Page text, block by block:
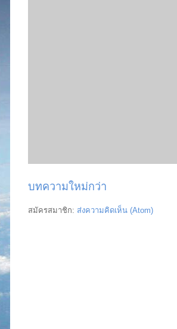
บทความใหม่กว่า
สมัครสมาชิก: ส่งความคิดเห็น (Atom)